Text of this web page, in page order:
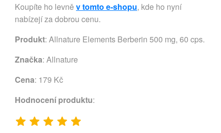
Koupíte ho levně v tomto e-shopu, kde ho nyní
nabízejí za dobrou cenu.
Produkt: Allnature Elements Berberin 500 mg, 60 cps.
Značka: Allnature
Cena: 179 Kč
Hodnocení produktu: